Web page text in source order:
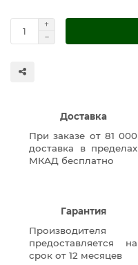
Доставка
При заказе от 81 000
доставка в пределах
МКАД бесплатно
Гарантия
Производителя
предоставляется на
срок от 12 месяцев